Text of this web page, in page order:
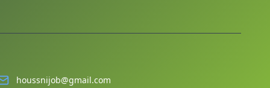
houssnijob@gmail.com